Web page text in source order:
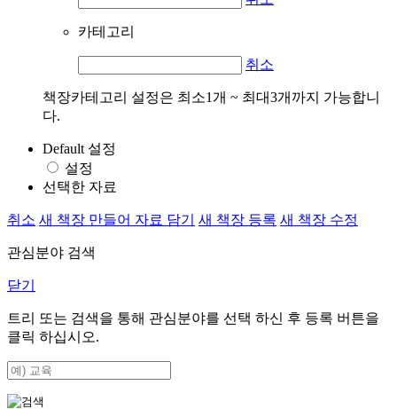
카테고리
취소
책장카테고리 설정은 최소1개 ~ 최대3개까지 가능합니
다.
Default 설정
설정
선택한 자료
취소 새 책장 만들어 자료 담기 새 책장 등록 새 책장 수정
관심분야 검색
닫기
트리 또는 검색을 통해 관심분야를 선택 하신 후 등록 버튼을
클릭 하십시오.